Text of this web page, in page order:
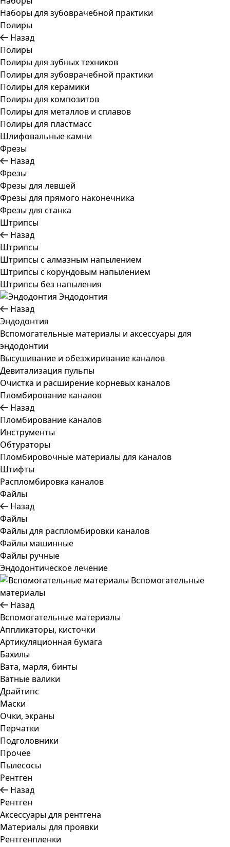
Наборы для зубоврачебной практики
Полиры
Назад
Полиры
Полиры для зубных техников
Полиры для зубоврачебной практики
Полиры для керамики
Полиры для композитов
Полиры для металлов и сплавов
Полиры для пластмасс
Шлифовальные камни
Фрезы
Назад
Фрезы
Фрезы для левшей
Фрезы для прямого наконечника
Фрезы для станка
Штрипсы
Назад
Штрипсы
Штрипсы c алмазным напылением
Штрипсы c корундовым напылением
Штрипсы без напыления
Эндодонтия
Назад
Эндодонтия
Вспомогательные материалы и аксессуары для
эндодонтии
Высушивание и обезжиривание каналов
Девитализация пульпы
Очистка и расширение корневых каналов
Пломбирование каналов
Назад
Пломбирование каналов
Инструменты
Обтураторы
Пломбировочные материалы для каналов
Штифты
Распломбировка каналов
Файлы
Назад
Файлы
Файлы для распломбировки каналов
Файлы машинные
Файлы ручные
Эндодонтическое лечение
Вспомогательные
материалы
Назад
Вспомогательные материалы
Аппликаторы, кисточки
Артикуляционная бумага
Бахилы
Вата, марля, бинты
Ватные валики
Драйтипс
Маски
Очки, экраны
Перчатки
Подголовники
Прочее
Пылесосы
Рентген
Назад
Рентген
Аксессуары для рентгена
Материалы для проявки
Рентгенпленки